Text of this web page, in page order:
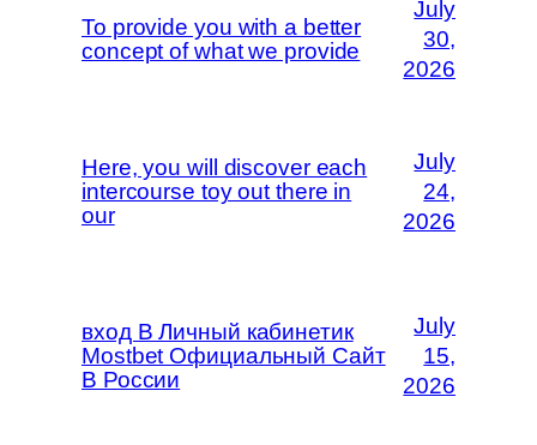
To provide you with a better
concept of what we provide
July
30,
2026
Here, you will discover each
intercourse toy out there in
our
July
24,
2026
вход В Личный кабинетик
Mostbet Официальный Сайт
В России
July
15,
2026